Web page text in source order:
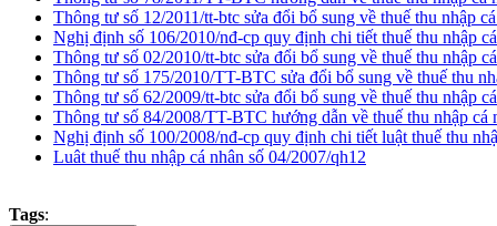
Thông tư số 12/2011/tt-btc sửa đổi bổ sung về thuế thu nhập
Nghị định số 106/2010/nđ-cp quy định chi tiết thuế thu nhập
Thông tư số 02/2010/tt-btc sửa đổi bổ sung về thuế thu nhập
Thông tư số 175/2010/TT-BTC sửa đổi bổ sung về thuế thu
Thông tư số 62/2009/tt-btc sửa đổi bổ sung về thuế thu nhập
Thông tư số 84/2008/TT-BTC hướng dẫn về thuế thu nhập cá
Nghị định số 100/2008/nđ-cp quy định chi tiết luật thuế thu
Luât thuế thu nhập cá nhân số 04/2007/qh12
Tags: